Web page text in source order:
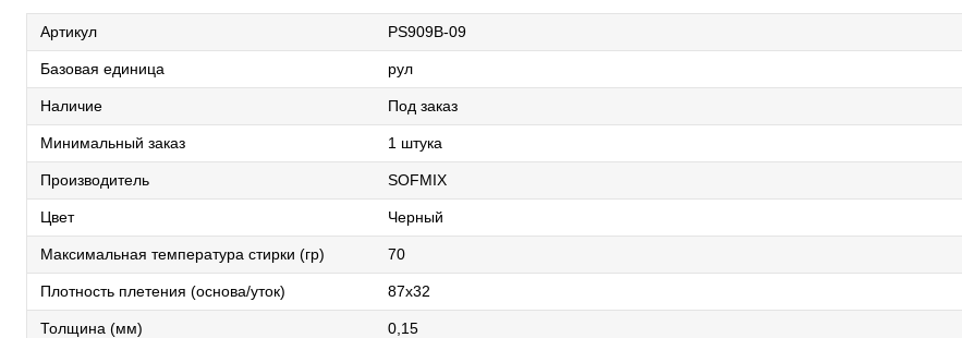
Артикул PS909В-09
Базовая единица рул
Наличие Под заказ
Минимальный заказ 1 штука
Производитель SOFMIX
Цвет Черный
Максимальная температура стирки (гр) 70
Плотность плетения (основа/уток) 87х32
Толщина (мм) 0,15